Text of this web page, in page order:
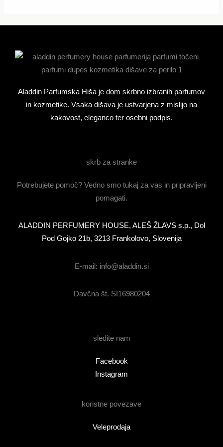
Aladdin Parfumska Hiša je dom skrbno izbranih parfumov
in kozmetike. Vsaka dišava je ustvarjena z mislijo na
kakovost, eleganco ter osebni podpis.
skrb za stranke
Potrebujete pomoč? Vedno smo tukaj za vas in pripravljeni
pomagati.
ALADDIN PERFUMERY HOUSE, ALEŠ ŽLAVS s.p., Dol
Pod Gojko 21b, 3213 Frankolovo, Slovenija
E-mail: info@aladdin.si
Davčna št. SI16980204
sledite nam
Facebook
Instagram
koristne povezave
Veleprodaja